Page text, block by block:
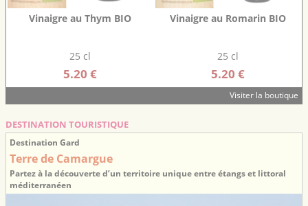
Vinaigre au Thym BIO
25 cl
5.20 €
Vinaigre au Romarin BIO
25 cl
5.20 €
Visiter la boutique
DESTINATION TOURISTIQUE
Destination Gard
Terre de Camargue
Partez à la découverte d’un territoire unique entre étangs et littoral
méditerranéen